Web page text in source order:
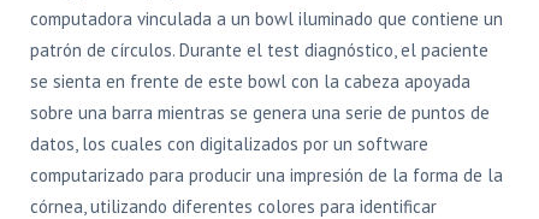
computadora vinculada a un bowl iluminado que contiene un
patrón de círculos. Durante el test diagnóstico, el paciente
se sienta en frente de este bowl con la cabeza apoyada
sobre una barra mientras se genera una serie de puntos de
datos, los cuales con digitalizados por un software
computarizado para producir una impresión de la forma de la
córnea, utilizando diferentes colores para identificar